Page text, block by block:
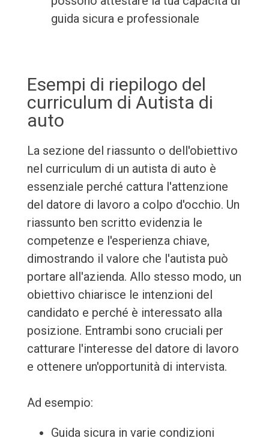
guida sicura e professionale
Esempi di riepilogo del
curriculum di Autista di
auto
La sezione del riassunto o dell'obiettivo
nel curriculum di un autista di auto è
essenziale perché cattura l'attenzione
del datore di lavoro a colpo d'occhio. Un
riassunto ben scritto evidenzia le
competenze e l'esperienza chiave,
dimostrando il valore che l'autista può
portare all'azienda. Allo stesso modo, un
obiettivo chiarisce le intenzioni del
candidato e perché è interessato alla
posizione. Entrambi sono cruciali per
catturare l'interesse del datore di lavoro
e ottenere un'opportunità di intervista.
Ad esempio:
Guida sicura in varie condizioni